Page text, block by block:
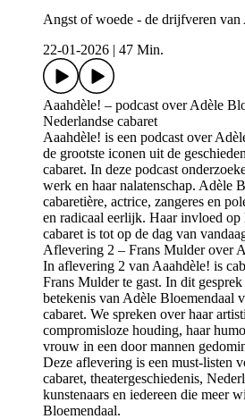
Angst of woede - de drijfveren van
22-01-2026 | 47 Min.
Aaahdèle! – podcast over Adèle
Nederlandse cabaret
Aaahdèle! is een podcast over
de grootste iconen uit de
cabaret. In deze podcast
werk en haar nalatenschap. Adèle
cabaretière, actrice, zangeres en
en radicaal eerlijk. Haar invloed op
cabaret is tot op de dag van
Aflevering 2 – Frans Mulder over
In aflevering 2 van Aaahdèle! is
Frans Mulder te gast. In dit
betekenis van Adèle Bloemendaal
cabaret. We spreken over haar
compromisloze houding, haar
vrouw in een door mannen
Deze aflevering is een must-listen
cabaret, theatergeschiedenis,
kunstenaars en iedereen die meer
Bloemendaal.